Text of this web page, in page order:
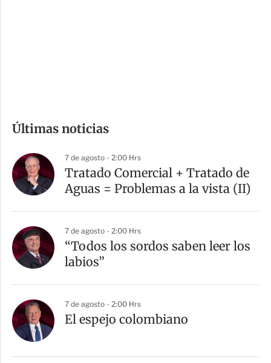
p
a
r
t
Últimas noticias
7 de agosto - 2:00 Hrs
Tratado Comercial + Tratado de
Aguas = Problemas a la vista (II)
7 de agosto - 2:00 Hrs
“Todos los sordos saben leer los
labios”
7 de agosto - 2:00 Hrs
El espejo colombiano